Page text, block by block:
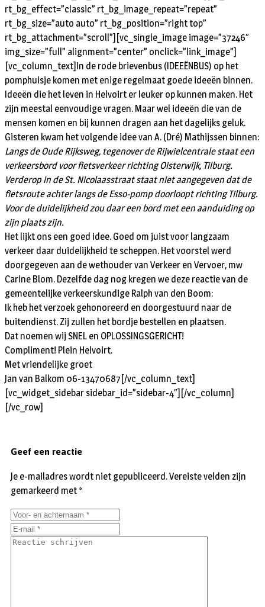
rt_bg_effect=”classic” rt_bg_image_repeat=”repeat”
rt_bg_size=”auto auto” rt_bg_position=”right top”
rt_bg_attachment=”scroll”][vc_single_image image=”37246″
img_size=”full” alignment=”center” onclick=”link_image”]
[vc_column_text]In de rode brievenbus (IDEEËNBUS) op het
pomphuisje komen met enige regelmaat goede ideeën binnen.
Ideeën die het leven in Helvoirt er leuker op kunnen maken. Het
zijn meestal eenvoudige vragen. Maar wel ideeën die van de
mensen komen en bij kunnen dragen aan het dagelijks geluk.
Gisteren kwam het volgende idee van A. (Dré) Mathijssen binnen:
Langs de Oude Rijksweg, tegenover de Rijwielcentrale staat een
verkeersbord voor fietsverkeer richting Oisterwijk, Tilburg.
Verderop in de St. Nicolaasstraat staat niet aangegeven dat de
fietsroute achter langs de Esso-pomp doorloopt richting Tilburg.
Voor de duidelijkheid zou daar een bord met een aanduiding op
zijn plaats zijn.
Het lijkt ons een goed idee. Goed om juist voor langzaam
verkeer daar duidelijkheid te scheppen. Het voorstel werd
doorgegeven aan de wethouder van Verkeer en Vervoer, mw
Carine Blom. Dezelfde dag nog kregen we deze reactie van de
gemeentelijke verkeerskundige Ralph van den Boom:
Ik heb het verzoek gehonoreerd en doorgestuurd naar de
buitendienst. Zij zullen het bordje bestellen en plaatsen.
Dat noemen wij SNEL en OPLOSSINGSGERICHT!
Compliment! Plein Helvoirt.
Met vriendelijke groet
Jan van Balkom 06-13470687[/vc_column_text]
[vc_widget_sidebar sidebar_id=”sidebar-4″][/vc_column]
[/vc_row]
Geef een reactie
Je e-mailadres wordt niet gepubliceerd.Vereiste velden zijn
gemarkeerd met *